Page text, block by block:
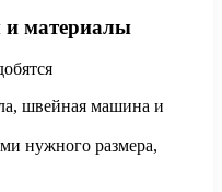
и материалы
швейная машина и
нужного размера,